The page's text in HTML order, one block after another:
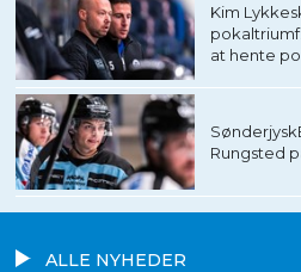
Kim
at hente
Rungsted
ALLE NYHEDER